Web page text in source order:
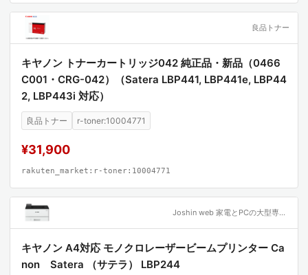
良品トナー
キヤノン トナーカートリッジ042 純正品・新品（0466
C001・CRG-042）（Satera LBP441, LBP441e, LBP44
2, LBP443i 対応）
良品トナー r-toner:10004771
¥31,900
rakuten_market:r-toner:10004771
Joshin web 家電とPCの大型専門店
キヤノン A4対応 モノクロレーザービームプリンター Ca
non Satera （サテラ） LBP244